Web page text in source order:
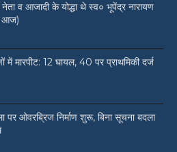
नेता व आजादी के योद्धा थे स्व० भूपेंद्र नारायण
आज)
में मारपीट: 12 घायल, 40 पर प्राथमिकी दर्ज
पर ओवरब्रिज निर्माण शुरू, बिना सूचना बदला